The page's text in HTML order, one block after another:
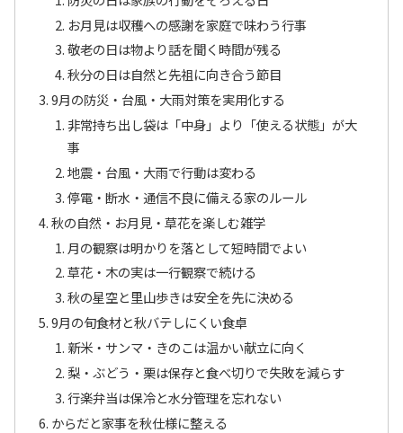
お月見は収穫への感謝を家庭で味わう行事
敬老の日は物より話を聞く時間が残る
秋分の日は自然と先祖に向き合う節目
9月の防災・台風・大雨対策を実用化する
非常持ち出し袋は「中身」より「使える状態」が大
事
地震・台風・大雨で行動は変わる
停電・断水・通信不良に備える家のルール
秋の自然・お月見・草花を楽しむ雑学
月の観察は明かりを落として短時間でよい
草花・木の実は一行観察で続ける
秋の星空と里山歩きは安全を先に決める
9月の旬食材と秋バテしにくい食卓
新米・サンマ・きのこは温かい献立に向く
梨・ぶどう・栗は保存と食べ切りで失敗を減らす
行楽弁当は保冷と水分管理を忘れない
からだと家事を秋仕様に整える